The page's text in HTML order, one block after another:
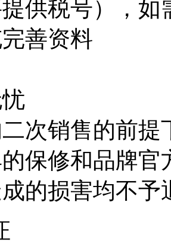
供税号），
善资料
次销售的前提
保修和品牌官
的损害均不予